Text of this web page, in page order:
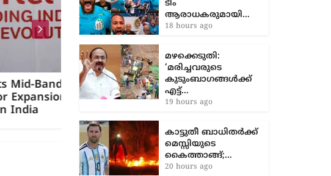
Re-
Network
കുട്ടനാട്ടില്‍ കര്‍ഷക ആത്മഹത്യ; തന്റെ
മരണത്തിന് ഉത്തരവാദി സര്‍ക്കാരെന്ന്
എഴുതി വച്ച ശേഷം കര്‍ഷകന്‍
വിഷംകഴിച്ചുമരിച്ചു
3 years ago
മഴക്കെടുതി:
‘മരിച്ചവരുടെ
കുടുംബാഗങ്ങൾക്ക്
19 hours ago
കാട്ടുതീ ബാധിതർക്ക്
മെസ്സിയുടെ
കൈത്താങ്ങ്;…
മുവാനി പിറന്നു,
കാപ്പിക്കുരുവിൽ;
യുവന്റസിന്റെ…